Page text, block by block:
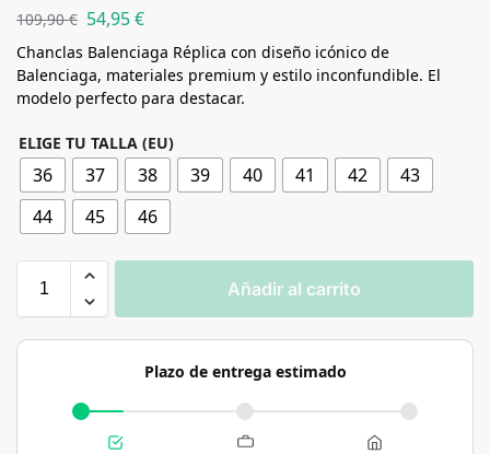
109,90€ 54,95€
Chanclas Balenciaga Réplica con diseño icónico de
Balenciaga, materiales premium y estilo inconfundible. El
modelo perfecto para destacar.
ELIGE TU TALLA (EU)
36 37 38 39 40 41 42
43
44
45 46
Añadir al carrito
Plazo de entrega estimado